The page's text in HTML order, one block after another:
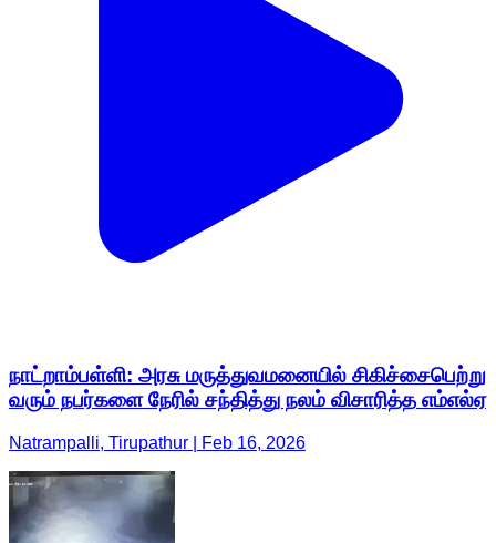
நாட்றாம்பள்ளி: அரசு மருத்துவமனையில் சிகிச்சைபெற்று
வரும் நபர்களை நேரில் சந்தித்து நலம் விசாரித்த எம்எல்ஏ
Natrampalli, Tirupathur | Feb 16, 2026